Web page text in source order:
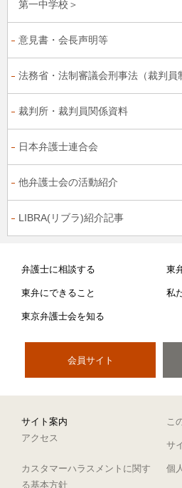
第一中学校＞
意見書・会長声明等
法務省・法制審議会刑事法（裁判員
裁判所・裁判員関係資料
日本弁護士連合会
他弁護士会の活動紹介
LIBRA(リブラ)紹介記事
弁護士に相談する 東
東弁にできること 私
東京弁護士会を知る
会員サイト
サイト案内
こ
アクセス
サ
カスタマーハラスメントに関す
る基本方針
個